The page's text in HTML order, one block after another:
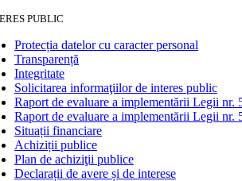
PUBLIC
Protecția datelor cu caracter personal
Transparență
Integritate
Solicitarea informaţiilor de interes public
Raport de evaluare a implementării Legii nr.
Raport de evaluare a implementării Legii nr.
Situații financiare
Achiziții publice
Plan de achiziţii publice
Declarații de avere și de interese